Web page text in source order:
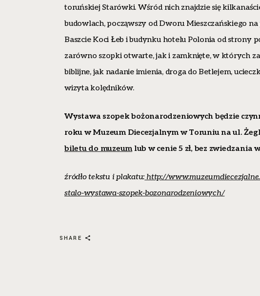
toruńskiej Starówki. Wśród nich znajdzie się
budowlach, począwszy od Dworu Mieszczańskiego na
Baszcie Koci Łeb i budynku hotelu Polonia od strony
zarówno szopki otwarte, jak i zamknięte, w których
biblijne, jak nadanie imienia, droga do Betlejem,
wizyta kolędników.
Wystawa szopek bożonarodzeniowych będzie
roku w Muzeum Diecezjalnym w Toruniu na ul.
biletu do muzeumlub w cenie 5 zł,bez zwiedzania
źródło tekstu i plakatu: http://
stalo-wystawa-szopek-bozonarodzeniowych/
SHARE